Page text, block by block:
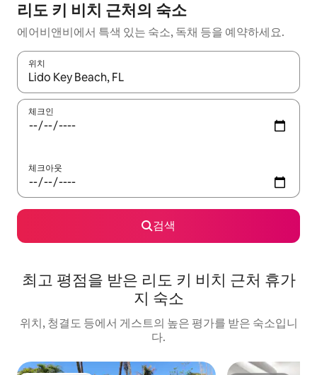
리도 키 비치 근처의 숙소
에어비앤비에서 특색 있는 숙소, 독채 등을 예약하세요.
위치
결과가 나오면 위·아래 화살표 키를 사용하거나 터치 또는 스와이
체크인
체크아웃
검색
최고 평점을 받은 리도 키 비치 근처 휴가
지 숙소
위치, 청결도 등에서 게스트의 높은 평가를 받은 숙소입니
다.